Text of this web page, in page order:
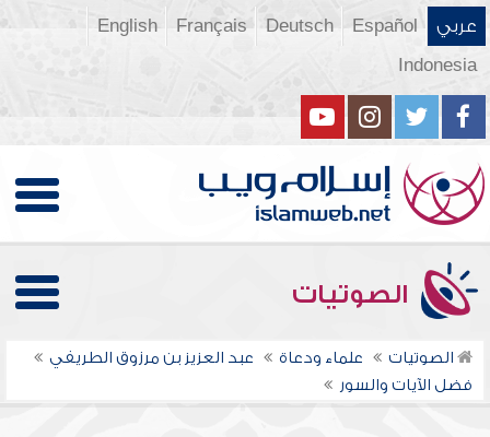
عربي Español
Deutsch
Français
English
Indonesia
الصوتيات
الصوتيات علماء ودعاة
عبد العزيز بن مرزوق الطريفي
فضل الآيات والسور